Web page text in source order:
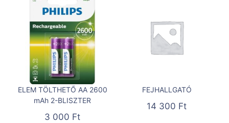
ELEM TÖLTHETŐ AA 2600
mAh 2-BLISZTER
3 000 Ft
FEJHALLGATÓ
14 300 Ft